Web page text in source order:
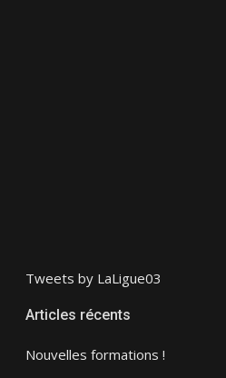
Tweets by LaLigue03
Articles récents
Nouvelles formations !